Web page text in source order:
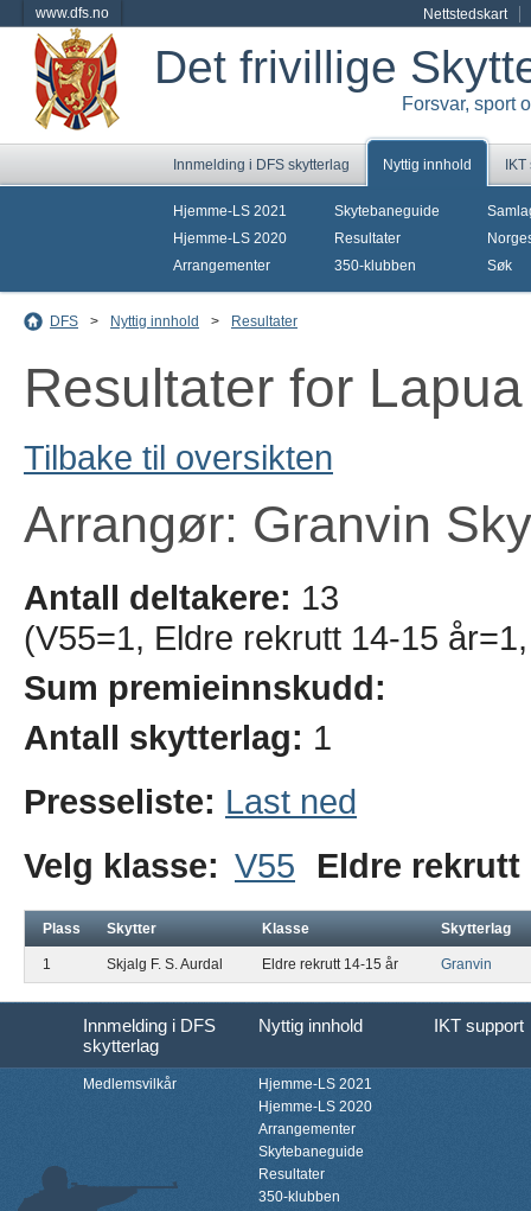
www.dfs.no Nettstedskart
Det frivillige
Forsvar, sport
Innmelding i DFS skytterlag Nyttig innhold
Hjemme-LS 2021
Hjemme-LS 2020
Arrangementer
Skytebaneguide
Resultater
350-klubben
Søk
DFS > Nyttig innhold > Resultater
Resultater for
Tilbake til oversikten
Arrangør: Granvin
Antall deltakere: 13
(V55=1, Eldre rekrutt 14-15
Sum premieinnskudd:
Antall skytterlag: 1
Presseliste: Last ned
Velg klasse: V55 Eldre rekrutt
Plass Skytter Klasse Skytterlag
1 Skjalg F. S. Aurdal Eldre rekrutt 14-15 år Granvin
Innmelding i DFS
skytterlag
Nyttig innhold IKT support
Medlemsvilkår
Hjemme-LS 2021
Hjemme-LS 2020
Arrangementer
Skytebaneguide
Resultater
350-klubben